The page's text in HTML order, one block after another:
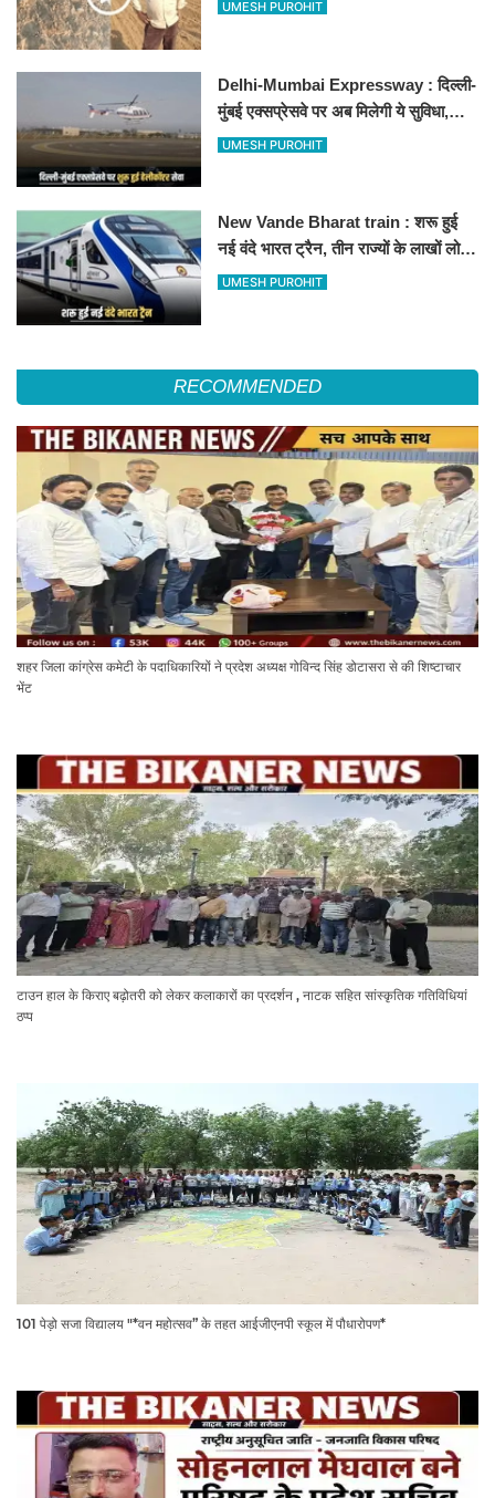
UMESH PUROHIT
Delhi-Mumbai Expressway : दिल्ली-
मुंबई एक्सप्रेसवे पर अब मिलेगी ये सुविधा,
हेलीकॉप्टर सर्विस से तुरंत घायल पहुंचेगा
UMESH PUROHIT
New Vande Bharat train : शरू हुई
नई वंदे भारत ट्रैन, तीन राज्यों के लाखों लोगों
का सफर होगा आसान, देखें पूरा रूटमैप
UMESH PUROHIT
RECOMMENDED
शहर जिला कांग्रेस कमेटी के पदाधिकारियों ने प्रदेश अध्यक्ष गोविन्द सिंह डोटासरा से की शिष्टाचार
भेंट
टाउन हाल के किराए बढ़ोतरी को लेकर कलाकारों का प्रदर्शन , नाटक सहित सांस्कृतिक गतिविधियां
ठप्प
101 पेड़ो सजा विद्यालय "*वन महोत्सव” के तहत आईजीएनपी स्कूल में पौधारोपण*